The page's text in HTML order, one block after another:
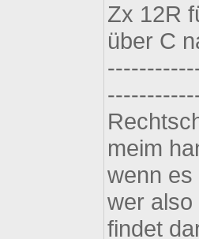
Zx 12R
über C
meim
wenn
wer
findet